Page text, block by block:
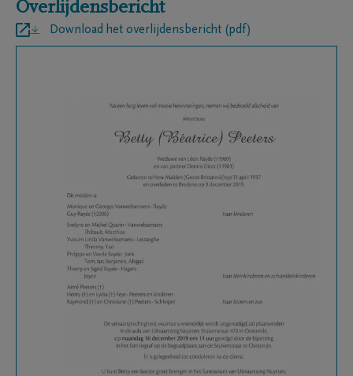
Overlijdensbericht
Download het overlijdensbericht (pdf)